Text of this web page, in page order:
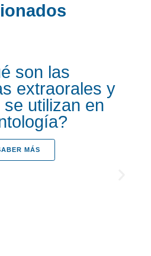
son las
extraorales y
utilizan en
MÁS